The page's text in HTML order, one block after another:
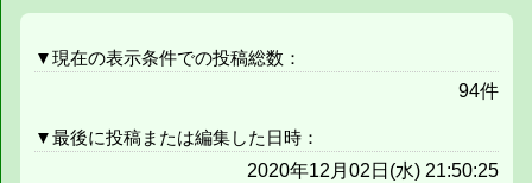
▼現在の表示条件での投稿総数：
94件
▼最後に投稿または編集した日時：
2020年12月02日(水) 21:50:25